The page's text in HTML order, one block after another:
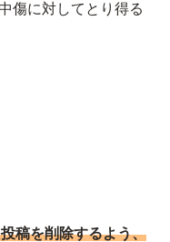
傷に対してとり得る
稿を削除するよう、